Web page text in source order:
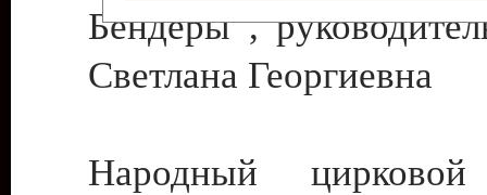
Бендеры ,
Светлана Георгиевна
Народный цирковой